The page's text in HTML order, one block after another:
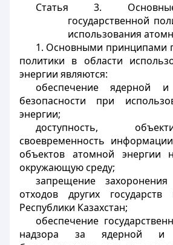
Статья 3.
государственной
использования
1. Основными принципами
политики в области
энергии являются:
обеспечение ядерной и
безопасности при
энергии;
доступность,
своевременность
объектов атомной энергии
окружающую среду;
запрещение захоронения
отходов других
Республики Казахстан;
обеспечение
надзора за ядерной и